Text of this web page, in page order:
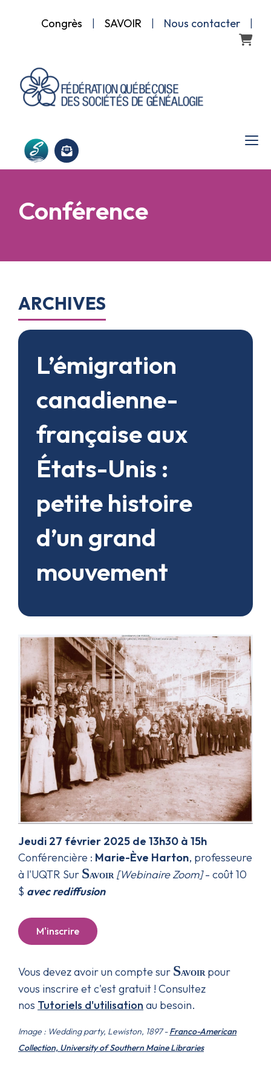
Congrès | SAVOIR | Nous contacter |
Panier
Conférence
ARCHIVES
L’émigration
canadienne-
française aux
États-Unis :
petite histoire
d’un grand
mouvement
Jeudi 27 février 2025 de 13h30 à 15h
Conférencière : Marie-Ève Harton, professeure
à l'UQTR Sur Savoir [Webinaire Zoom]- coût 10
$ avec rediffusion
M'inscrire
Vous devez avoir un compte sur Savoir pour
vous inscrire et c'est gratuit ! Consultez
nos Tutoriels d'utilisation au besoin.
Image : Wedding party, Lewiston, 1897 -Franco-American
Collection, University of Southern Maine Libraries